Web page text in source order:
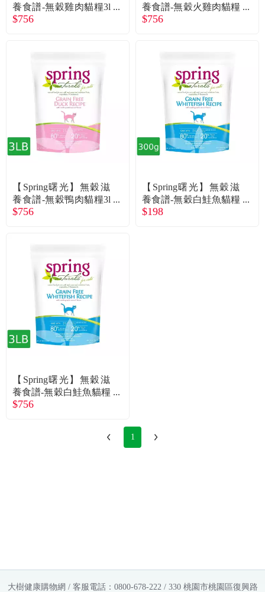
養食譜-無穀雞肉貓糧3l
b
$756
養食譜-無穀火雞肉貓糧
3lb
$756
【Spring曙光】無穀滋
養食譜-無穀鴨肉貓糧3l
b
$756
【Spring曙光】無穀滋
養食譜-無穀白鮭魚貓糧
300g
$198
【Spring曙光】無穀滋
養食譜-無穀白鮭魚貓糧
3lb
$756
1
大樹健康購物網 / 客服電話：0800-678-222 / 330 桃園市桃園區復興路